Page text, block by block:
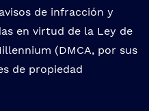
de infracción y
en virtud de la Ley de
(DMCA, por sus
de propiedad